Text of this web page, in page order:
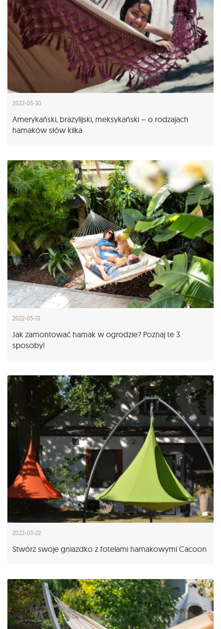
2022-05-30
Amerykański, brazylijski, meksykański – o rodzajach
hamaków słów kilka
2022-05-13
Jak zamontować hamak w ogrodzie? Poznaj te 3
sposoby!
2022-03-22
Stwórz swoje gniazdko z fotelami hamakowymi Cacoon